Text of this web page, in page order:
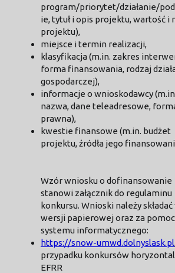
program/priorytet/działanie/
ie, tytuł i opis projektu, wartość i
projektu),
miejsce i termin realizacji,
klasyfikacja (m.in. zakres
forma finansowania, rodzaj
gospodarczej),
informacje o wnioskodawcy
nazwa, dane teleadresowe,
prawna),
kwestie finansowe (m.in. budżet
projektu, źródła jego
Wzór wniosku o dofinansowanie
stanowi załącznik do regulaminu
konkursu. Wnioski należy składać
wersji papierowej oraz za
systemu informatycznego:
https://snow-umwd.dolnyslask.pl
przypadku konkursów
EFRR